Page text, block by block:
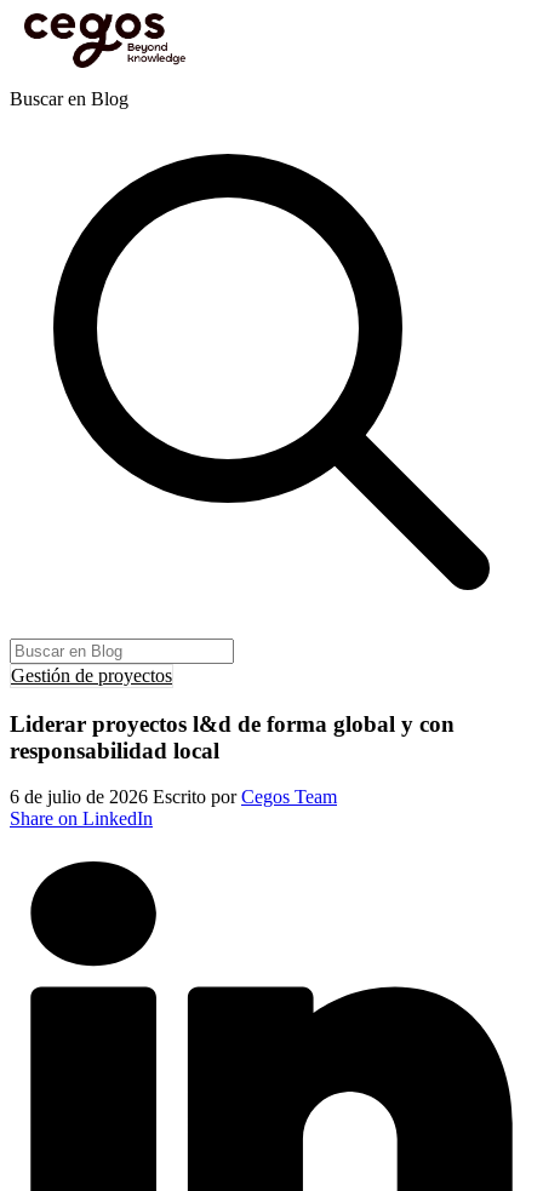
Skip to main content
Estás aquí:Inicio > Actualidades
Liderar proyectos l&d de forma global y con responsabilidad local
Publicaciones
Buscar en Blog
Gestión de proyectos
Liderar proyectos l&d de forma global y con
responsabilidad local
6 de julio de 2026 Escrito porCegos Team
Share on LinkedIn